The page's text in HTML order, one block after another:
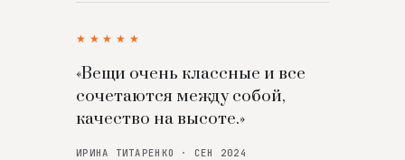
★★★★★
«Вещи очень классные и все
сочетаются между собой,
качество на высоте.»
ИРИНА ТИТАРЕНКО · СЕН 2024